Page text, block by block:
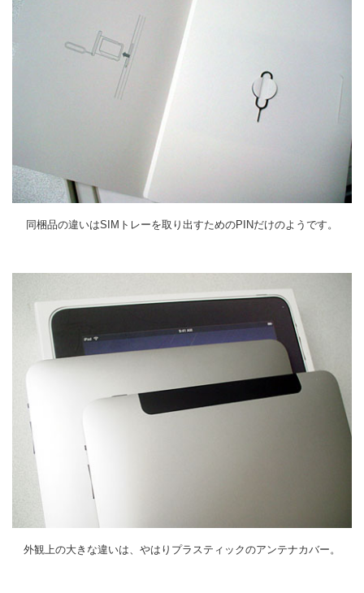
同梱品の違いはSIMトレーを取り出すためのPINだけのようです。
外観上の大きな違いは、やはりプラスティックのアンテナカバー。